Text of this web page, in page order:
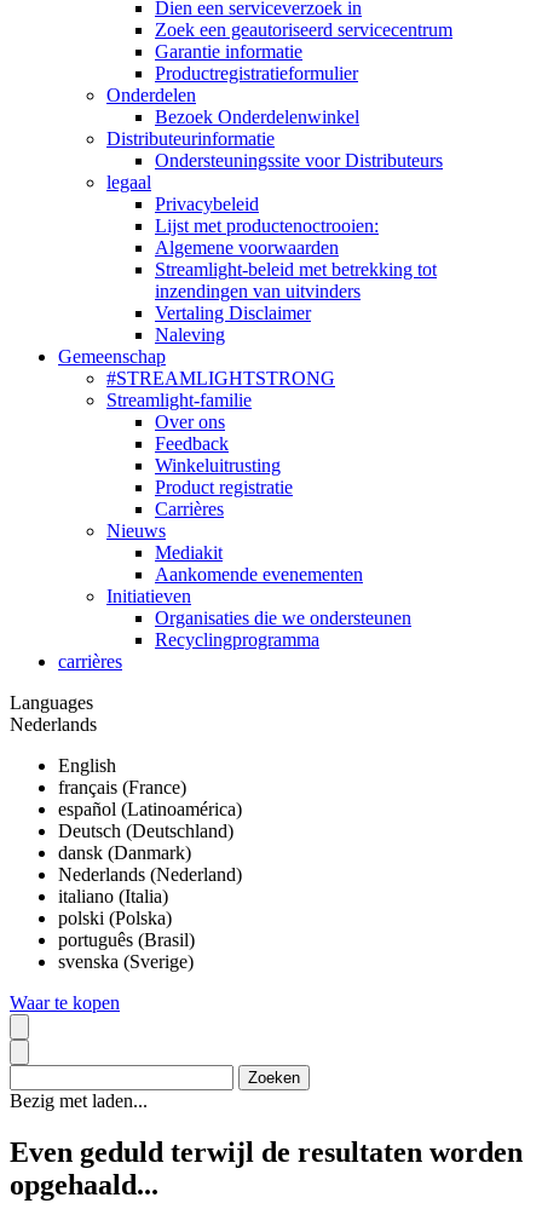
Dien een serviceverzoek in
Zoek een geautoriseerd servicecentrum
Garantie informatie
Productregistratieformulier
Onderdelen
Bezoek Onderdelenwinkel
Distributeurinformatie
Ondersteuningssite voor Distributeurs
legaal
Privacybeleid
Lijst met productenoctrooien:
Algemene voorwaarden
Streamlight-beleid met betrekking tot
inzendingen van uitvinders
Vertaling Disclaimer
Naleving
Gemeenschap
#STREAMLIGHTSTRONG
Streamlight-familie
Over ons
Feedback
Winkeluitrusting
Product registratie
Carrières
Nieuws
Mediakit
Aankomende evenementen
Initiatieven
Organisaties die we ondersteunen
Recyclingprogramma
carrières
Languages
Nederlands
English
français (France)
español (Latinoamérica)
Deutsch (Deutschland)
dansk (Danmark)
Nederlands (Nederland)
italiano (Italia)
polski (Polska)
português (Brasil)
svenska (Sverige)
Waar te kopen
Bezig met laden...
Even geduld terwijl de resultaten worden
opgehaald...